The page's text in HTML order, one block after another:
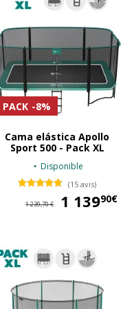
PACK -8%
Cama elástica Apollo
Sport 500 - Pack XL
Disponible
(15 avis)
1 239,70 € 1 13990€